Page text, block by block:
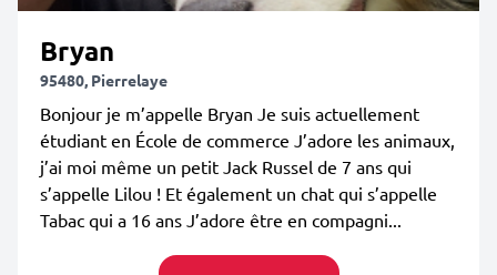
Bryan
95480, Pierrelaye
Bonjour je m’appelle Bryan Je suis actuellement
étudiant en École de commerce J’adore les animaux,
j’ai moi même un petit Jack Russel de 7 ans qui
s’appelle Lilou ! Et également un chat qui s’appelle
Tabac qui a 16 ans J’adore être en compagni...